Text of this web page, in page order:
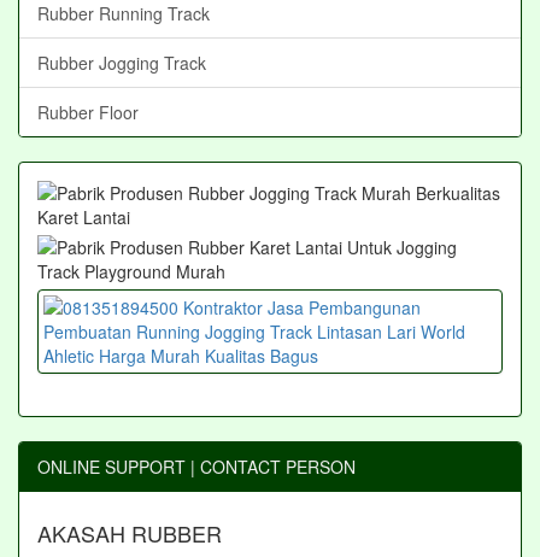
Rubber Running Track
Rubber Jogging Track
Rubber Floor
ONLINE SUPPORT | CONTACT PERSON
AKASAH RUBBER